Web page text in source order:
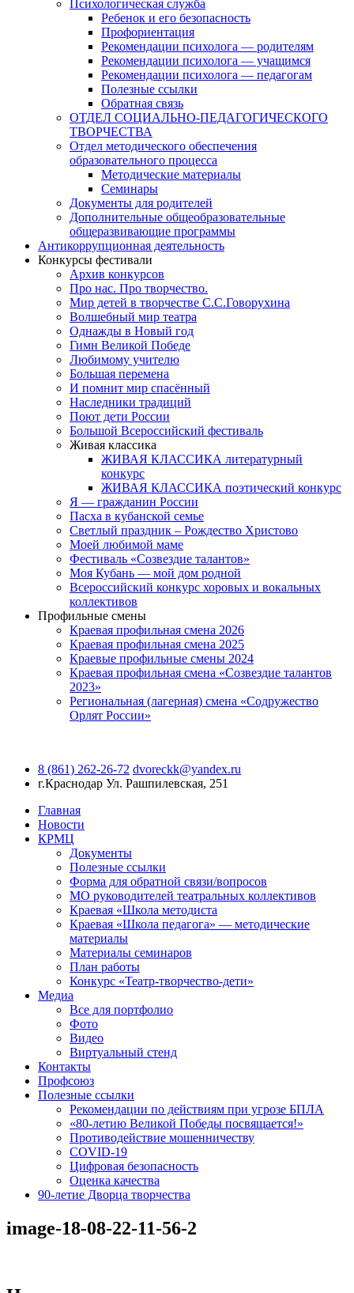
Психологическая служба
Ребенок и его безопасность
Профориентация
Рекомендации психолога — родителям
Рекомендации психолога — учащимся
Рекомендации психолога — педагогам
Полезные ссылки
Обратная связь
ОТДЕЛ СОЦИАЛЬНО-ПЕДАГОГИЧЕСКОГО
ТВОРЧЕСТВА
Отдел методического обеспечения
образовательного процесса
Методические материалы
Семинары
Документы для родителей
Дополнительные общеобразовательные
общеразвивающие программы
Антикоррупционная деятельность
Конкурсы фестивали
Архив конкурсов
Про нас. Про творчество.
Мир детей в творчестве С.С.Говорухина
Волшебный мир театра
Однажды в Новый год
Гимн Великой Победе
Любимому учителю
Большая перемена
И помнит мир спасённый
Наследники традиций
Поют дети России
Большой Всероссийский фестиваль
Живая классика
ЖИВАЯ КЛАССИКА литературный
конкурс
ЖИВАЯ КЛАССИКА поэтический конкурс
Я — гражданин России
Пасха в кубанской семье
Светлый праздник – Рождество Христово
Моей любимой маме
Фестиваль «Созвездие талантов»
Моя Кубань — мой дом родной
Всероссийский конкурс хоровых и вокальных
коллективов
Профильные смены
Краевая профильная смена 2026
Краевая профильная смена 2025
Краевые профильные смены 2024
Краевая профильная смена «Созвездие талантов
2023»
Региональная (лагерная) смена «Содружество
Орлят России»
8 (861) 262-26-72 dvoreckk@yandex.ru
г.Краснодар Ул. Рашпилевская, 251
Главная
Новости
КРМЦ
Документы
Полезные ссылки
Форма для обратной связи/вопросов
МО руководителей театральных коллективов
Краевая «Школа методиста
Краевая «Школа педагога» — методические
материалы
Материалы семинаров
План работы
Конкурс «Театр-творчество-дети»
Медиа
Все для портфолио
Фото
Видео
Виртуальный стенд
Контакты
Профсоюз
Полезные ссылки
Рекомендации по действиям при угрозе БПЛА
«80-летию Великой Победы посвящается!»
Противодействие мошенничеству
COVID-19
Цифровая безопасность
Оценка качества
90-летие Дворца творчества
image-18-08-22-11-56-2